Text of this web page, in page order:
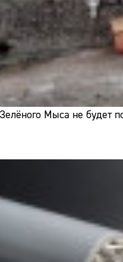
Мыса не будет